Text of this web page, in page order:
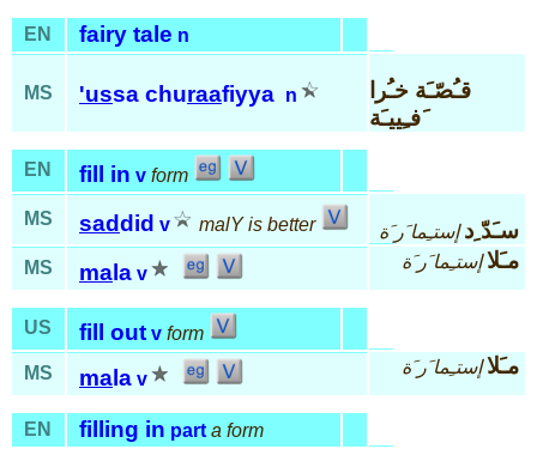
EN fairy tale n
MS 'ussa churaafiyya n
قـُصّـَة خـُرا
َفـِييـَة
EN fill in v form
MS saddid v malY is better سـَدّ ِد إستـِما َر َة
MS
ma la v
مـَلا إستـِما َر َة
US fill out v form
MS
ma la v
مـَلا إستـِما َر َة
EN filling in part a form